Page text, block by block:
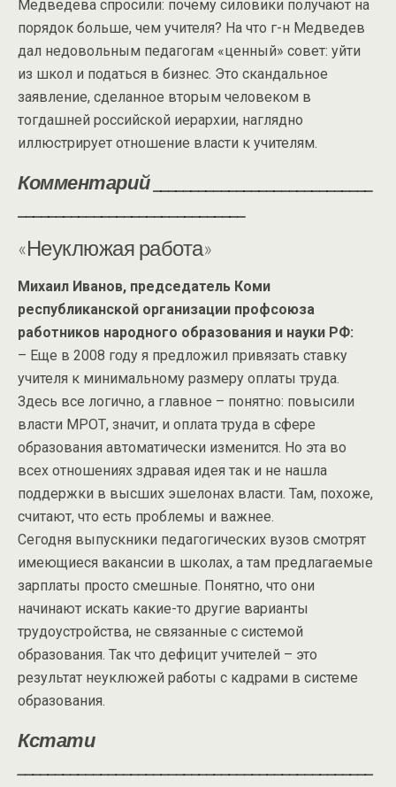
Медведева спросили: почему силовики получают на
порядок больше, чем учителя? На что г-н Медведев
дал недовольным педагогам «ценный» совет: уйти
из школ и податься в бизнес. Это скандальное
заявление, сделанное вторым человеком в
тогдашней российской иерархии, наглядно
иллюстрирует отношение власти к учителям.
Комментарий_____________________________
«Неуклюжая работа»
Михаил Иванов, председатель Коми
республиканской организации профсоюза
работников народного образования и науки РФ:
– Еще в 2008 году я предложил привязать ставку
учителя к минимальному размеру оплаты труда.
Здесь все логично, а главное – понятно: повысили
власти МРОТ, значит, и оплата труда в сфере
образования автоматически изменится. Но эта во
всех отношениях здравая идея так и не нашла
поддержки в высших эшелонах власти. Там, похоже,
считают, что есть проблемы и важнее.
Сегодня выпускники педагогических вузов смотрят
имеющиеся вакансии в школах, а там предлагаемые
зарплаты просто смешные. Понятно, что они
начинают искать какие-то другие варианты
трудоустройства, не связанные с системой
образования. Так что дефицит учителей – это
результат неуклюжей работы с кадрами в системе
образования.
Кстати